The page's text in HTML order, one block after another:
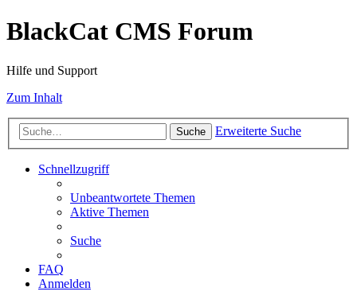
BlackCat CMS Forum
Hilfe und Support
Zum Inhalt
Suche Erweiterte Suche
Schnellzugriff
Unbeantwortete Themen
Aktive Themen
Suche
FAQ
Anmelden